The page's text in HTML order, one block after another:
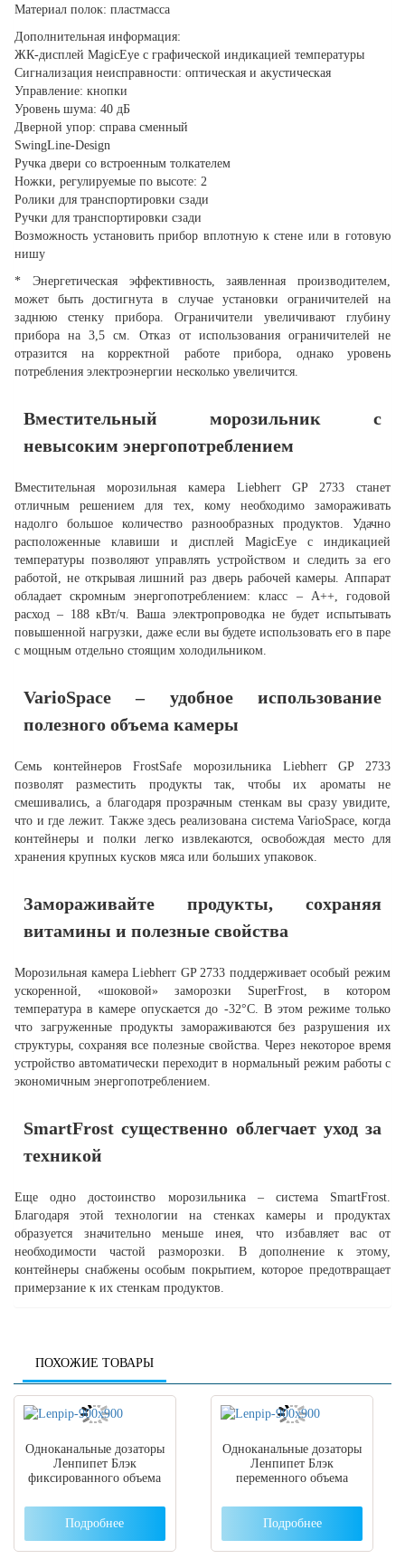
Материал полок: пластмасса
Дополнительная информация:
ЖК-дисплей MagicEye с графической индикацией температуры
Сигнализация неисправности: оптическая и акустическая
Управление: кнопки
Уровень шума: 40 дБ
Дверной упор: справа сменный
SwingLine-Design
Ручка двери со встроенным толкателем
Ножки, регулируемые по высоте: 2
Ролики для транспортировки сзади
Ручки для транспортировки сзади
Возможность установить прибор вплотную к стене или в готовую
нишу
* Энергетическая эффективность, заявленная производителем,
может быть достигнута в случае установки ограничителей на
заднюю стенку прибора. Ограничители увеличивают глубину
прибора на 3,5 см. Отказ от использования ограничителей не
отразится на корректной работе прибора, однако уровень
потребления электроэнергии несколько увеличится.
Вместительный морозильник с
невысоким энергопотреблением
Вместительная морозильная камера Liebherr GP 2733 станет
отличным решением для тех, кому необходимо замораживать
надолго большое количество разнообразных продуктов. Удачно
расположенные клавиши и дисплей MagicEye с индикацией
температуры позволяют управлять устройством и следить за его
работой, не открывая лишний раз дверь рабочей камеры. Аппарат
обладает скромным энергопотреблением: класс – A++, годовой
расход – 188 кВт/ч. Ваша электропроводка не будет испытывать
повышенной нагрузки, даже если вы будете использовать его в паре
с мощным отдельно стоящим холодильником.
VarioSpace – удобное использование
полезного объема камеры
Семь контейнеров FrostSafe морозильника Liebherr GP 2733
позволят разместить продукты так, чтобы их ароматы не
смешивались, а благодаря прозрачным стенкам вы сразу увидите,
что и где лежит. Также здесь реализована система VarioSpace, когда
контейнеры и полки легко извлекаются, освобождая место для
хранения крупных кусков мяса или больших упаковок.
Замораживайте продукты, сохраняя
витамины и полезные свойства
Морозильная камера Liebherr GP 2733 поддерживает особый режим
ускоренной, «шоковой» заморозки SuperFrost, в котором
температура в камере опускается до -32°С. В этом режиме только
что загруженные продукты замораживаются без разрушения их
структуры, сохраняя все полезные свойства. Через некоторое время
устройство автоматически переходит в нормальный режим работы с
экономичным энергопотреблением.
SmartFrost существенно облегчает уход за
техникой
Еще одно достоинство морозильника – система SmartFrost.
Благодаря этой технологии на стенках камеры и продуктах
образуется значительно меньше инея, что избавляет вас от
необходимости частой разморозки. В дополнение к этому,
контейнеры снабжены особым покрытием, которое предотвращает
примерзание к их стенкам продуктов.
ПОХОЖИЕ ТОВАРЫ
Одноканальные дозаторы
Ленпипет Блэк
фиксированного объема
Подробнее
Одноканальные дозаторы
Ленпипет Блэк
переменного объема
Подробнее